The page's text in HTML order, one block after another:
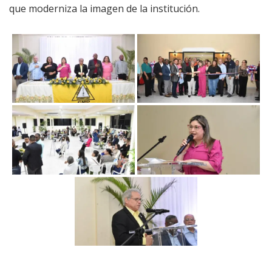
que moderniza la imagen de la institución.